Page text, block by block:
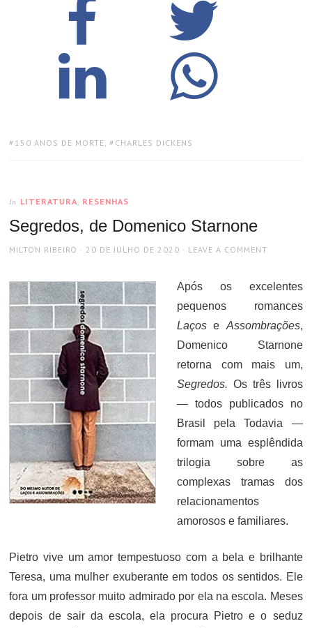
TAGS:
150 ANOS DE MORTE , CHARLES DICKENS
In LITERATURA RESENHAS
Segredos, de Domenico Starnone
AUTHOR
MILTON RIBEIRO
POSTED
20 DE JULHO DE 2020 LEAVE A COMMENT
Após os excelentes
pequenos romances
Laçose Assombrações,
Domenico Starnone
retorna com mais um,
Segredos. Os três livros
— todos publicados no
Brasil pela Todavia —
formam uma esplêndida
trilogia sobre as
complexas tramas dos
relacionamentos
amorosos e familiares.
Pietro vive um amor tempestuoso com a bela e brilhante
Teresa, uma mulher exuberante em todos os sentidos. Ele
fora um professor muito admirado por ela na escola. Meses
depois de sair da escola, ela procura Pietro e o seduz